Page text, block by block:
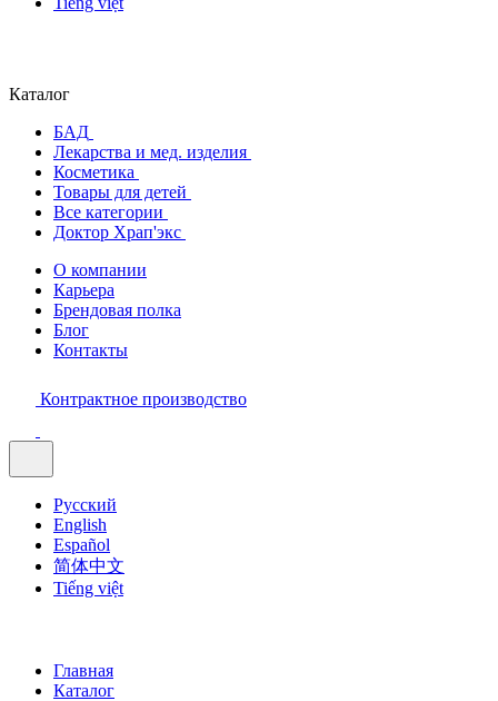
Каталог
БАД
Лекарства и мед. изделия
Косметика
Товары для детей
Все категории
Доктор Храп'экс
О компании
Карьера
Брендовая полка
Блог
Контакты
Контрактное производство
Русский
English
Español
简体中文
Tiếng việt
Главная
Каталог